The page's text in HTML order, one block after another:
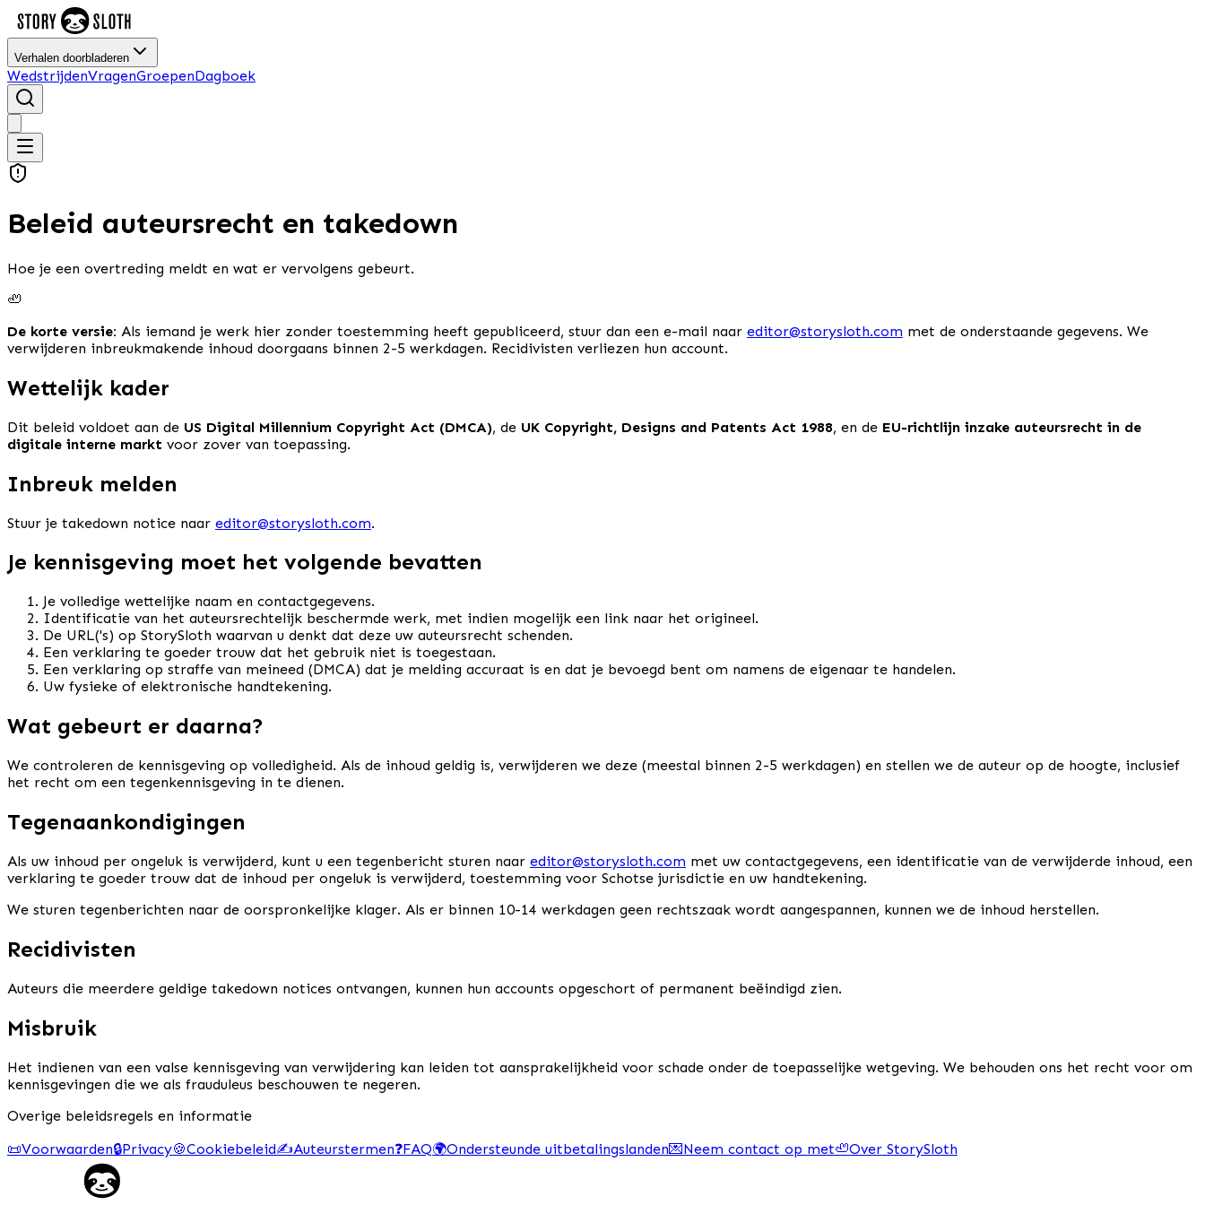
Verhalen doorbladeren
WedstrijdenVragenGroepenDagboek
Beleid auteursrecht en takedown
Hoe je een overtreding meldt en wat er vervolgens gebeurt.
🦥
De korte versie: Als iemand je werk hier zonder toestemming heeft gepubliceerd, stuur dan een e-mail naar editor@storysloth.com met de onderstaande gegevens. We
verwijderen inbreukmakende inhoud doorgaans binnen 2-5 werkdagen. Recidivisten verliezen hun account.
Wettelijk kader
Dit beleid voldoet aan de US Digital Millennium Copyright Act (DMCA), de UK Copyright, Designs and Patents Act 1988, en de EU-richtlijn inzake auteursrecht in de
digitale interne markt voor zover van toepassing.
Inbreuk melden
Stuur je takedown notice naar editor@storysloth.com.
Je kennisgeving moet het volgende bevatten
Je volledige wettelijke naam en contactgegevens.
Identificatie van het auteursrechtelijk beschermde werk, met indien mogelijk een link naar het origineel.
De URL('s) op StorySloth waarvan u denkt dat deze uw auteursrecht schenden.
Een verklaring te goeder trouw dat het gebruik niet is toegestaan.
Een verklaring op straffe van meineed (DMCA) dat je melding accuraat is en dat je bevoegd bent om namens de eigenaar te handelen.
Uw fysieke of elektronische handtekening.
Wat gebeurt er daarna?
We controleren de kennisgeving op volledigheid. Als de inhoud geldig is, verwijderen we deze (meestal binnen 2-5 werkdagen) en stellen we de auteur op de hoogte, inclusief
het recht om een tegenkennisgeving in te dienen.
Tegenaankondigingen
Als uw inhoud per ongeluk is verwijderd, kunt u een tegenbericht sturen naar editor@storysloth.com met uw contactgegevens, een identificatie van de verwijderde inhoud, een
verklaring te goeder trouw dat de inhoud per ongeluk is verwijderd, toestemming voor Schotse jurisdictie en uw handtekening.
We sturen tegenberichten naar de oorspronkelijke klager. Als er binnen 10-14 werkdagen geen rechtszaak wordt aangespannen, kunnen we de inhoud herstellen.
Recidivisten
Auteurs die meerdere geldige takedown notices ontvangen, kunnen hun accounts opgeschort of permanent beëindigd zien.
Misbruik
Het indienen van een valse kennisgeving van verwijdering kan leiden tot aansprakelijkheid voor schade onder de toepasselijke wetgeving. We behouden ons het recht voor om
kennisgevingen die we als frauduleus beschouwen te negeren.
Overige beleidsregels en informatie
📜Voorwaarden🔒Privacy🍪Cookiebeleid✍️Auteurstermen❓FAQ🌍Ondersteunde uitbetalingslanden💌Neem contact op met🦥Over StorySloth